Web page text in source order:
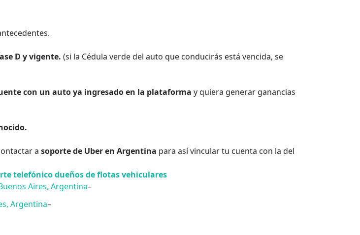
D y vigente. (si la Cédula verde del auto que conducirás está vencida, se
con un auto ya ingresado en la plataforma y quiera generar ganancias
a soporte de Uber en Argentina para así vincular tu cuenta con la del
telefónico dueños de flotas vehiculares
Aires, Argentina–
Argentina–